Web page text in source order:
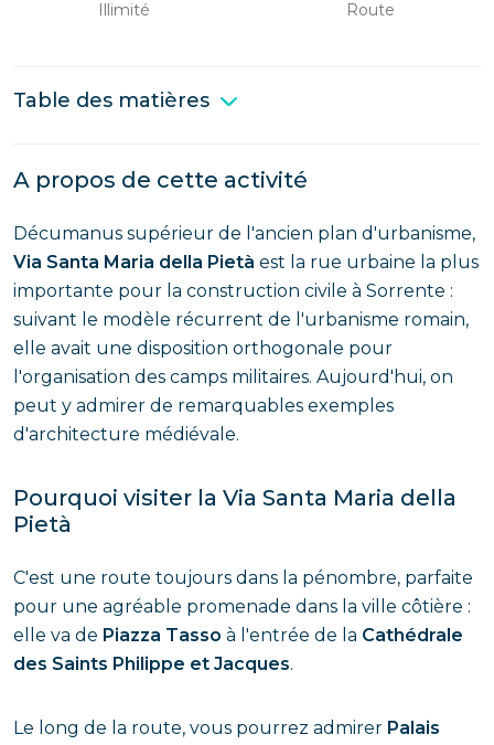
Illimité Route
Table des matières
A propos de cette activité
Décumanus supérieur de l'ancien plan d'urbanisme,
Via Santa Maria della Pietà est la rue urbaine la plus
importante pour la construction civile à Sorrente :
suivant le modèle récurrent de l'urbanisme romain,
elle avait une disposition orthogonale pour
l'organisation des camps militaires. Aujourd'hui, on
peut y admirer de remarquables exemples
d'architecture médiévale.
Pourquoi visiter la Via Santa Maria della
Pietà
C'est une route toujours dans la pénombre, parfaite
pour une agréable promenade dans la ville côtière :
elle va de Piazza Tasso à l'entrée de la Cathédrale
des Saints Philippe et Jacques.
Le long de la route, vous pourrez admirer Palais